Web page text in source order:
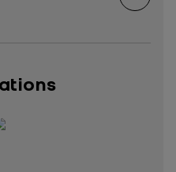
— données structurées (JSON)
2026